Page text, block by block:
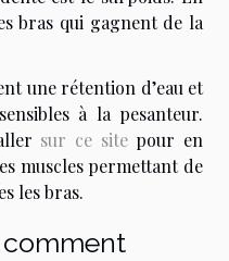
bras qui gagnent de la
une rétention d’eau et
à la pesanteur.
sur ce sitepour en
muscles permettant de
les bras.
comment